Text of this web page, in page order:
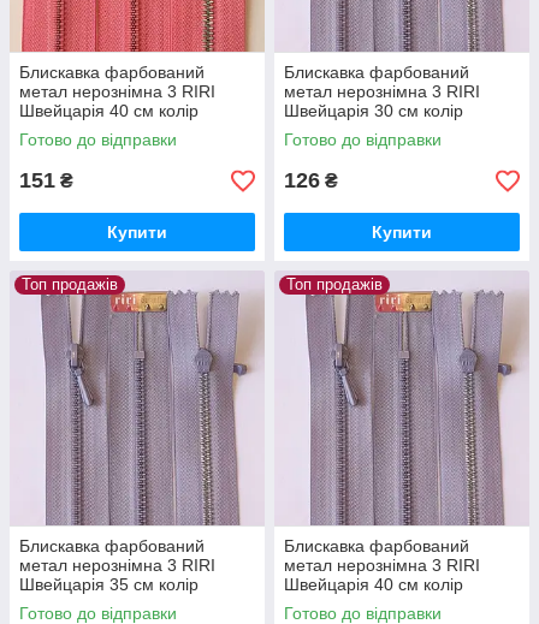
Блискавка фарбований
метал нерознімна 3 RIRI
Швейцарія 40 см колір
Рожевий
Готово до відправки
151 ₴
Купити
Блискавка фарбований
метал нерознімна 3 RIRI
Швейцарія 30 см колір
Бузковий
Готово до відправки
126 ₴
Купити
Топ продажів
Блискавка фарбований
метал нерознімна 3 RIRI
Швейцарія 35 см колір
Бузковий
Готово до відправки
Топ продажів
Блискавка фарбований
метал нерознімна 3 RIRI
Швейцарія 40 см колір
Бузковий
Готово до відправки